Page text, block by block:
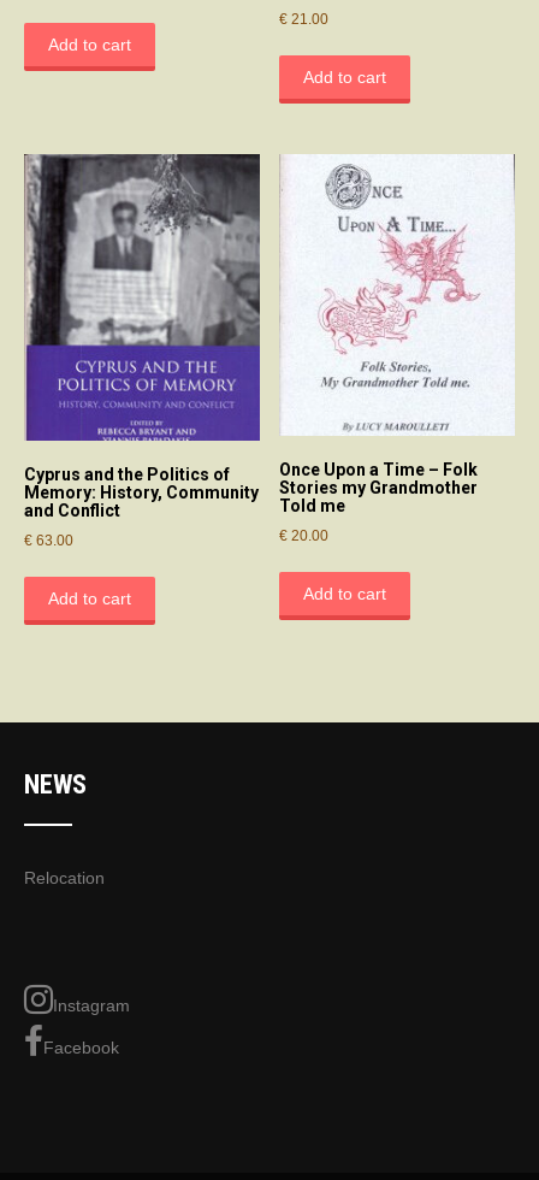
Add to cart
€ 21.00
Add to cart
Cyprus and the Politics of
Memory: History, Community
and Conflict
€ 63.00
Add to cart
Once Upon a Time – Folk
Stories my Grandmother
Told me
€ 20.00
Add to cart
NEWS
Relocation
Instagram
Facebook